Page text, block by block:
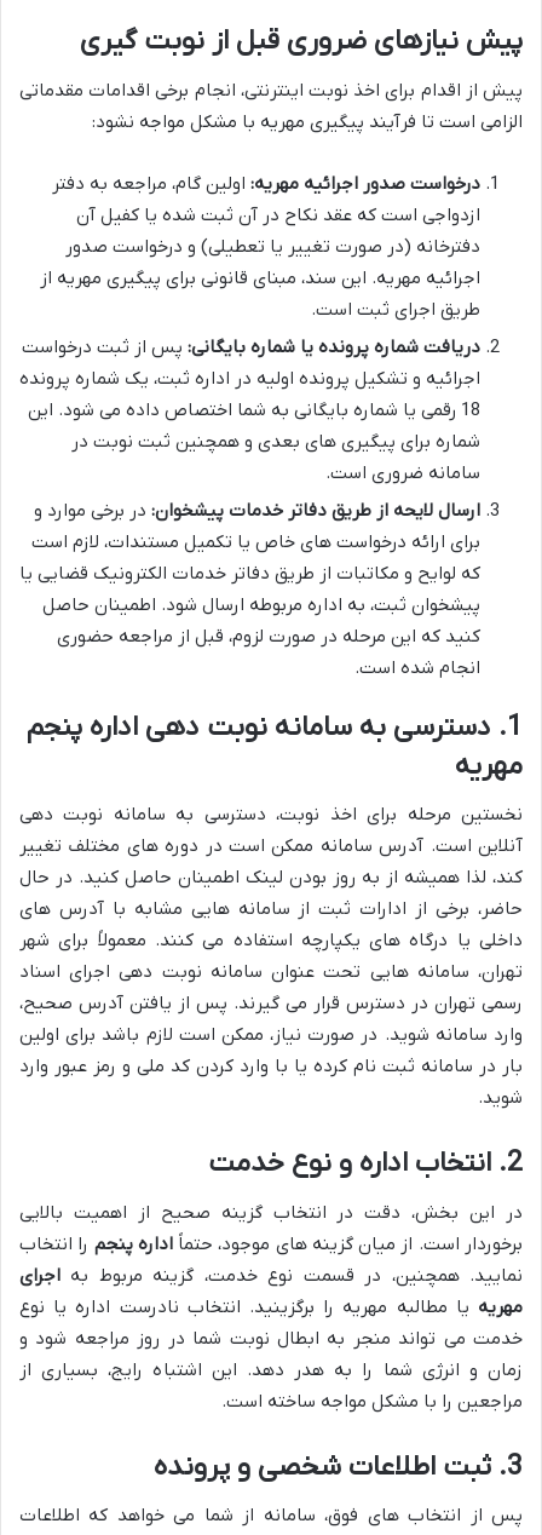
پیش نیازهای ضروری قبل از نوبت گیری
پیش از اقدام برای اخذ نوبت اینترنتی، انجام برخی اقدامات مقدماتی
الزامی است تا فرآیند پیگیری مهریه با مشکل مواجه نشود:
درخواست صدور اجرائیه مهریه: اولین گام، مراجعه به دفتر
ازدواجی است که عقد نکاح در آن ثبت شده یا کفیل آن
دفترخانه (در صورت تغییر یا تعطیلی) و درخواست صدور
اجرائیه مهریه. این سند، مبنای قانونی برای پیگیری مهریه از
طریق اجرای ثبت است.
دریافت شماره پرونده یا شماره بایگانی: پس از ثبت درخواست
اجرائیه و تشکیل پرونده اولیه در اداره ثبت، یک شماره پرونده
18 رقمی یا شماره بایگانی به شما اختصاص داده می شود. این
شماره برای پیگیری های بعدی و همچنین ثبت نوبت در
سامانه ضروری است.
ارسال لایحه از طریق دفاتر خدمات پیشخوان: در برخی موارد و
برای ارائه درخواست های خاص یا تکمیل مستندات، لازم است
که لوایح و مکاتبات از طریق دفاتر خدمات الکترونیک قضایی یا
پیشخوان ثبت، به اداره مربوطه ارسال شود. اطمینان حاصل
کنید که این مرحله در صورت لزوم، قبل از مراجعه حضوری
انجام شده است.
1. دسترسی به سامانه نوبت دهی اداره پنجم
مهریه
نخستین مرحله برای اخذ نوبت، دسترسی به سامانه نوبت دهی
آنلاین است. آدرس سامانه ممکن است در دوره های مختلف تغییر
کند، لذا همیشه از به روز بودن لینک اطمینان حاصل کنید. در حال
حاضر، برخی از ادارات ثبت از سامانه هایی مشابه با آدرس های
داخلی یا درگاه های یکپارچه استفاده می کنند. معمولاً برای شهر
تهران، سامانه هایی تحت عنوان سامانه نوبت دهی اجرای اسناد
رسمی تهران در دسترس قرار می گیرند. پس از یافتن آدرس صحیح،
وارد سامانه شوید. در صورت نیاز، ممکن است لازم باشد برای اولین
بار در سامانه ثبت نام کرده یا با وارد کردن کد ملی و رمز عبور وارد
شوید.
2. انتخاب اداره و نوع خدمت
در این بخش، دقت در انتخاب گزینه صحیح از اهمیت بالایی
برخوردار است. از میان گزینه های موجود، حتماًاداره پنجم را انتخاب
نمایید. همچنین، در قسمت نوع خدمت، گزینه مربوط به اجرای
مهریه یا مطالبه مهریه را برگزینید. انتخاب نادرست اداره یا نوع
خدمت می تواند منجر به ابطال نوبت شما در روز مراجعه شود و
زمان و انرژی شما را به هدر دهد. این اشتباه رایج، بسیاری از
مراجعین را با مشکل مواجه ساخته است.
3. ثبت اطلاعات شخصی و پرونده
پس از انتخاب های فوق، سامانه از شما می خواهد که اطلاعات